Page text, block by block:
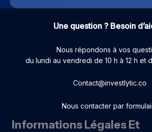
Une question ? Besoin
Nous répondons à vos
du lundi au vendredi de 10 h à 12 h et
Contact@investlytic.co
Nous contacter par
Informations Légales Et